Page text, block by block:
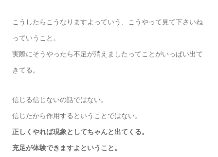
こうしたらこうなりますよっていう、こうやって見て下さいね
っていうこと。
実際にそうやったら不足が消えましたってことがいっぱい出て
きてる。
信じる信じないの話ではない。
信じたから作用するということではない。
正しくやれば現象としてちゃんと出てくる。
充足が体験できますよということ。